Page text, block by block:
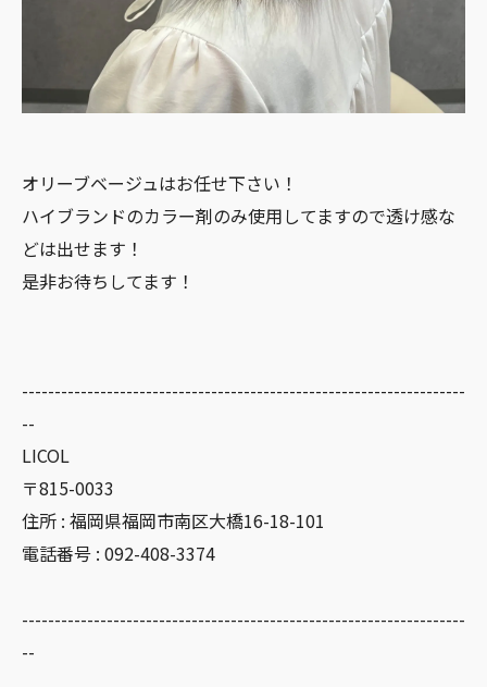
オリーブベージュはお任せ下さい！
ハイブランドのカラー剤のみ使用してますので透け感な
どは出せます！
是非お待ちしてます！
--------------------------------------------------------------------
--
LICOL
〒815-0033
住所 : 福岡県福岡市南区大橋16-18-101
電話番号 : 092-408-3374
--------------------------------------------------------------------
--